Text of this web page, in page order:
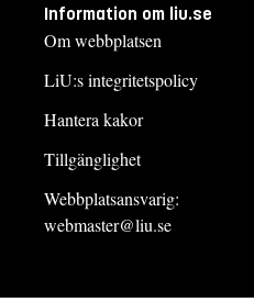
Information om liu.se
Om webbplatsen
LiU:s integritetspolicy
Hantera kakor
Tillgänglighet
Webbplatsansvarig:
webmaster@liu.se